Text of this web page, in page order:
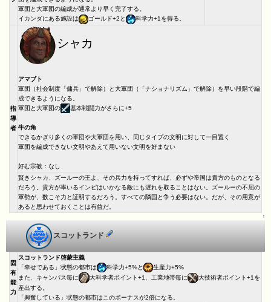
軍団と大軍団の編成が通常より早く完了する。
イカンダにある施設は
ゴールド+2と 科学力+1を得る。
指
導
者
シャカ
アマブト
軍団（社会制度「傭兵」で解除）と大軍団（「ナショナリズム」で解除）を早い段階で編
成できるようになる。
軍団と大軍団の
基本戦闘力がさらに+5
牛の角
できるかぎり多くの軍団や大軍団を用い、同じタイプの文明に対して一目置く
軍団を編成できない文明やあえて用いない文明を好まない
好む宗教：なし
賢きシャカ、ズールーの王よ、その兵力を持ってすれば、必ずや帝国は貴方のものとなる
だろう。貴方が率いるインピはいかなる敵にも遅れを取ることはない。ズールーの不屈の
軍勢が、数こそ力と証明するだろう。すべての隣国と争う必要はない。だが、その用意が
あると思わせておくことは有益だ。
↑
スコットランド
固
有
能
力
スコットランド啓蒙主義
「幸せである」状態の都市は
科学力+5%と
生産力+5%
また、キャンパス毎に
大科学者ポイント+1、工業地帯毎に
大技術者ポイント+1を
産出する。
「興奮している」状態の都市はこのボーナスが2倍になる。